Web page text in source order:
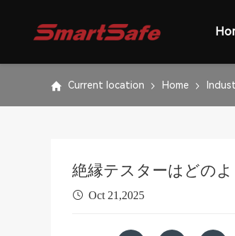
Current location Home
絶縁テスターはどの
Oct 21,2025